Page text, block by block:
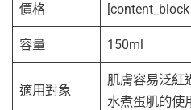
價格
容量 150ml
適用對象
肌膚容易泛紅
水煮蛋肌的使